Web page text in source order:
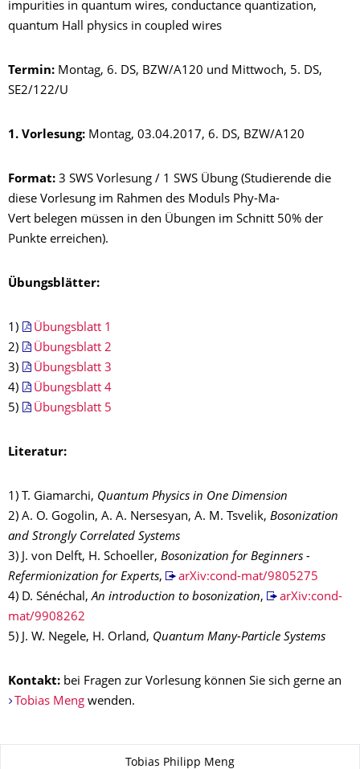
impurities in quantum wires, conductance quantization,
quantum Hall physics in coupled wires
Termin: Montag, 6. DS, BZW/A120 und Mittwoch, 5. DS,
SE2/122/U
1. Vorlesung: Montag, 03.04.2017, 6. DS, BZW/A120
Format: 3 SWS Vorlesung / 1 SWS Übung (Studierende die
diese Vorlesung im Rahmen des Moduls Phy-Ma-
Vert belegen müssen in den Übungen im Schnitt 50% der
Punkte erreichen).
Übungsblätter:
1)
Übungsblatt 1
2)
Übungsblatt 2
3)
Übungsblatt 3
4)
Übungsblatt 4
5)
Übungsblatt 5
Literatur:
1) T. Giamarchi, Quantum Physics in One Dimension
2) A. O. Gogolin, A. A. Nersesyan, A. M. Tsvelik, Bosonization
and Strongly Correlated Systems
3) J. von Delft, H. Schoeller, Bosonization for Beginners -
Refermionization for Experts,
arXiv:cond-mat/9805275
4) D. Sénéchal,An introduction to bosonization,
arXiv:cond-
mat/9908262
5) J. W. Negele, H. Orland, Quantum Many-Particle Systems
Kontakt: bei Fragen zur Vorlesung können Sie sich gerne an
Tobias Mengwenden.
Zu dieser Seite Tobias Philipp Meng